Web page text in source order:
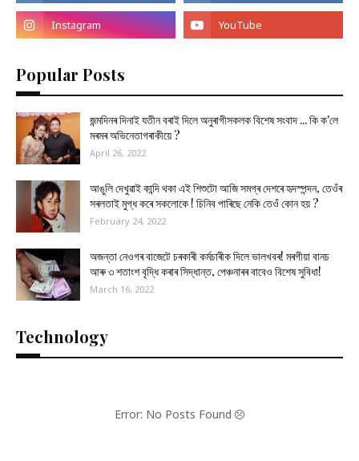
Popular Posts
জন্মদিনৰ দিনাই যতীন বৰাই দিলে অনুৰাগীসকলক বিশেষ সংবাদ ... কি ক'লে
মৰমৰ অভিনেতাগৰাকীয়ে ?
April 26, 2022
আঙুলি দেখুৱাই কান্দি থকা এই শিশুটো আজি সমগ্ৰ দেশৰে হৃদস্পন্দন, তেওঁৰ
সৰলতাই মুগ্ধ কৰে সকলোকে ! চিনিব পাৰিছে নেকি তেওঁ কোন হয় ?
February 24, 2022
অজন্তা নেওগৰ বাজেটে চৰকাৰী কৰ্মচাৰীক দিলে ভালখবৰ! মৰগীয়া বানচ
আৰু ৩ শতাংশ বৃদ্ধি কৰাৰ সিদ্ধান্ত, পেঞ্চনাৰৰ বাবেও বিশেষ সুবিধা!
March 16, 2022
Technology
Error: No Posts Found